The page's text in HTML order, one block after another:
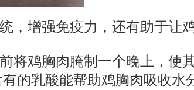
，增强免疫力，还有助于让
将鸡胸肉腌制一个晚上，使
的乳酸能帮助鸡胸肉吸收水